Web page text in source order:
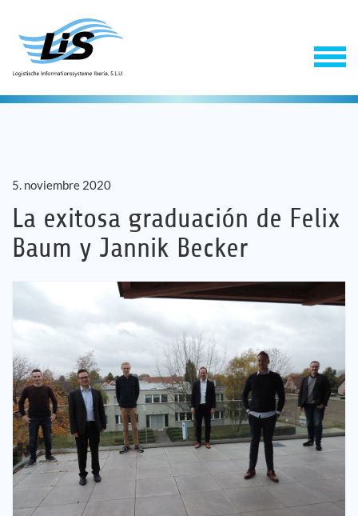
Servicios
Empresa
Empleo
Referencias
Noticias
5. noviembre 2020
La exitosa graduación de Felix
Baum y Jannik Becker